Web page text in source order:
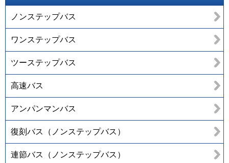
ノンステップバス
ワンステップバス
ツーステップバス
高速バス
アンパンマンバス
復刻バス（ノンステップバス）
連節バス（ノンステップバス）